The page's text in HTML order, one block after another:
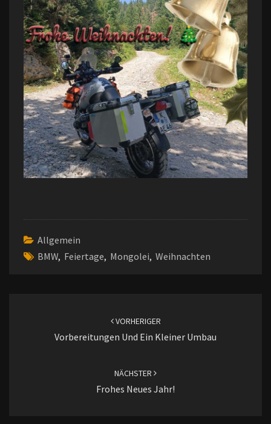
Allgemein
BMW, Feiertage, Mongolei, Weihnachten
VORHERIGER
Vorbereitungen Und Ein Kleiner Umbau
NÄCHSTER
Frohes Neues Jahr!